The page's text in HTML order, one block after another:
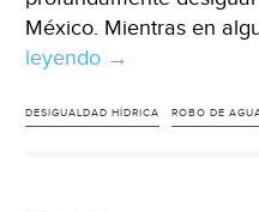
México. Mientras en
leyendo México
Huachicoleo
→
DESIGUALDAD HÍDRICA ROBO DE